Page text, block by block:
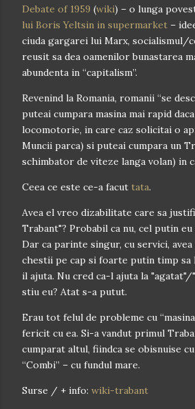
Debate of 1959 (wiki) – o lunga
lui Boris Yeltsin in supermarket –
ciuda gargarei lui Marx, socialismul/
reusit sa dea oamenilor bunastarea
abundenta in “capitalism”.
Revenind la Romania, romanii “se
puteai cumpara masina mai rapid
locomotorie, in care caz solicitai o
Muncii parca) si puteai cumpara un
schimbator de viteze langa volan) in
Ceea ce este ce-a facut tata.
Avea el vreo dizabilitate care sa
Trabant"? Probabil ca nu, cel putin
Dar ca parinte singur, cu servici, avea
chestii pe cap si foarte putin timp sa
il ajuta. Nu cred ca-l ajuta la
stiu eu? Atat s-a putut.
Erau tot felul de probleme cu
fericit cu ea. Si-a vandut primul
cumparat altul, fiindca se obisnuise cu
“Combi” – cu fundul mare.
Surse / + info: wiki-trabant